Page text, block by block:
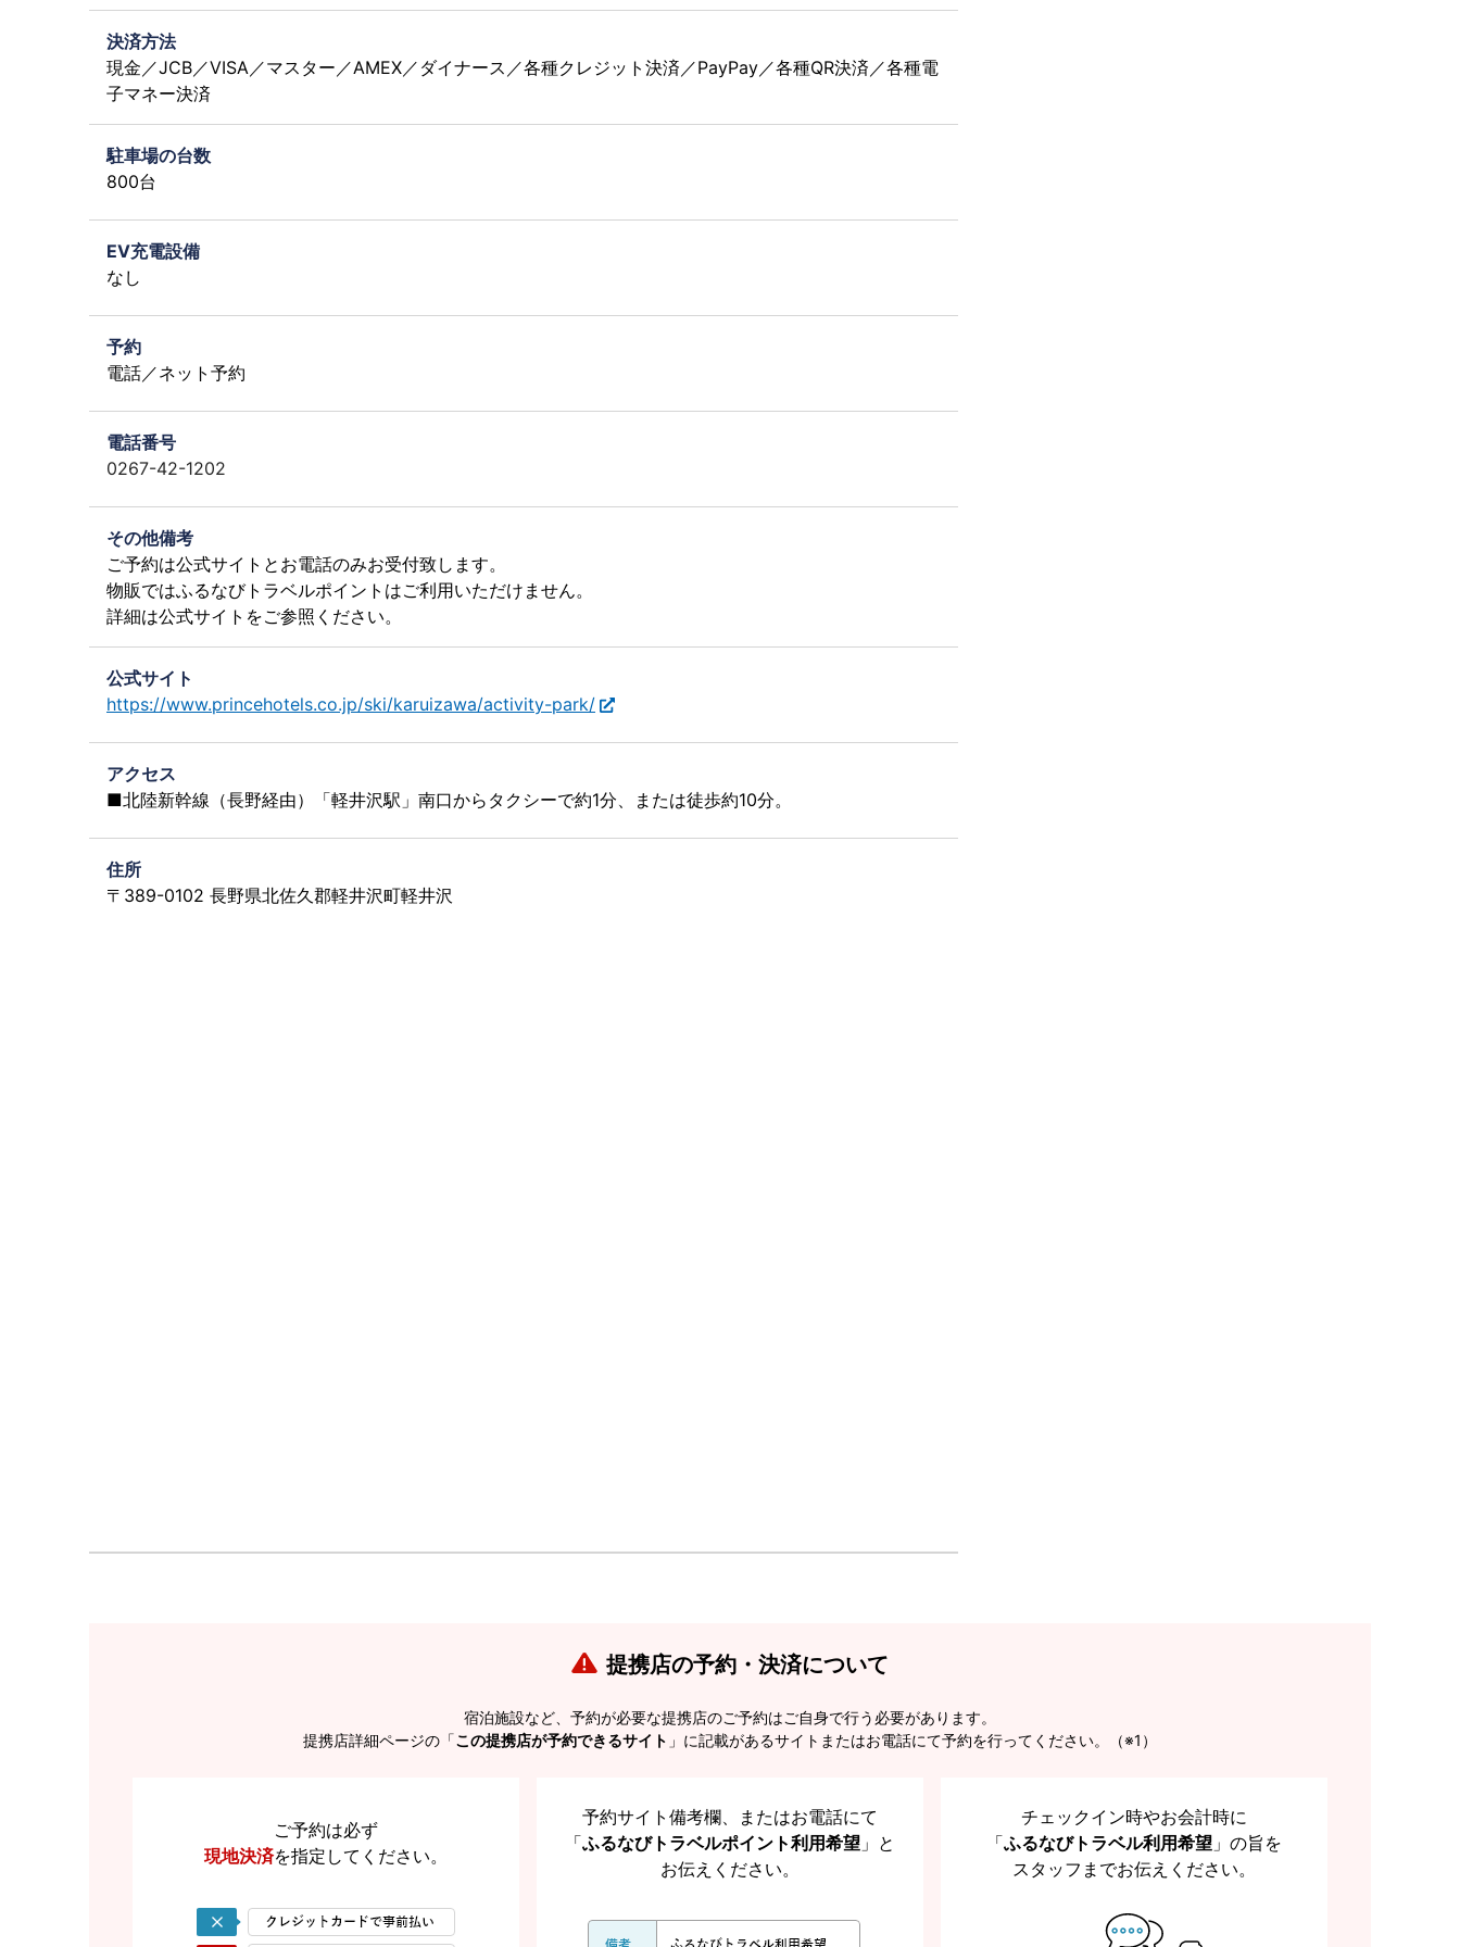
決済方法
現金／JCB／VISA／マスター／AMEX／ダイナース／各種クレジット決済／PayPay／各種QR決済／各種電
子マネー決済
駐車場の台数
800台
EV充電設備
なし
予約
電話／ネット予約
電話番号
0267-42-1202
その他備考
ご予約は公式サイトとお電話のみお受付致します。
物販ではふるなびトラベルポイントはご利用いただけません。
詳細は公式サイトをご参照ください。
公式サイト
https://www.princehotels.co.jp/ski/karuizawa/activity-park/
アクセス
■北陸新幹線（長野経由）「軽井沢駅」南口からタクシーで約1分、または徒歩約10分。
住所
〒389-0102 長野県北佐久郡軽井沢町軽井沢
提携店の予約・決済について
宿泊施設など、予約が必要な提携店のご予約はご自身で行う必要があります。
提携店詳細ページの「この提携店が予約できるサイト 」に記載があるサイトまたはお電話にて予約を行ってください。（※1）
ご予約は必ず
現地決済を指定してください。
予約サイト備考欄、またはお電話にて
「ふるなびトラベルポイント利用希望 」と
お伝えください。
チェックイン時やお会計時に
「ふるなびトラベル利用希望 」の旨を
スタッフまでお伝えください。